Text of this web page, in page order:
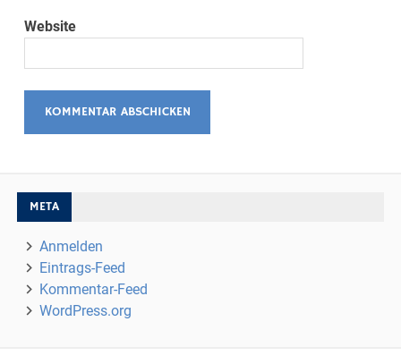
Website
META
Anmelden
Eintrags-Feed
Kommentar-Feed
WordPress.org